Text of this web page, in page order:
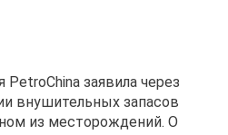
заявила через
внушительных запасов
из месторождений. О